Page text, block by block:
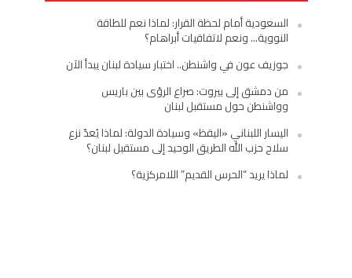
السعودية أمام لحظة القرار: لماذا نعم للطاقة
النووية… ونعم لاتفاقيات أبراهام؟
جوزيف عون في واشنطن.. اختبار سيادة لبنان يبدأ الآن
من دمشق إلى بيروت: صراع الرؤى بين باريس
وواشنطن حول مستقبل لبنان
اليسار اللبناني «اليقظ» وسيادة الدولة: لماذا يُعدّ نزع
سلاح حزب الله الطريق الوحيد إلى مستقبل لبنان؟
لماذا يريد “الحرس القديم” اللامركزية؟